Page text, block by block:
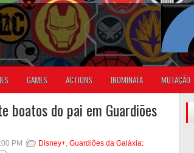
GAMES ACTIONS INOMINATA MUTAÇÃO
boatos do pai em Guardiões
PM Disney+, Guardiões da Galáxia: